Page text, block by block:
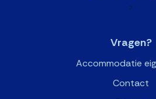
>
Vragen?
Accommodatie
Contact